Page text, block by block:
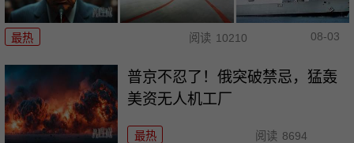
最热 阅读 10210 08-03
普京不忍了！俄突破禁忌，猛轰
美资无人机工厂
最热 阅读 8694